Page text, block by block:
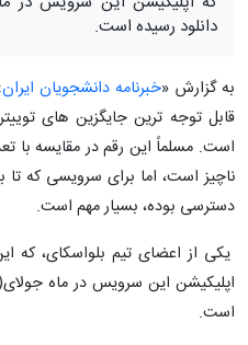
دانلود رسیده است.
به گزارش «خبرنامه دانشجویان ایران
است. مسلماً این رقم در مقایسه با
ناچیز است، اما برای سرویسی که تا
دسترسی بوده، بسیار مهم است.
یکی از اعضای تیم بلواسکای، که
است.